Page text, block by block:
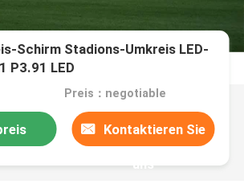
Schirm Stadions-Umkreis LED-
P3.91 LED
Preis：negotiable
Kontaktieren Sie
uns